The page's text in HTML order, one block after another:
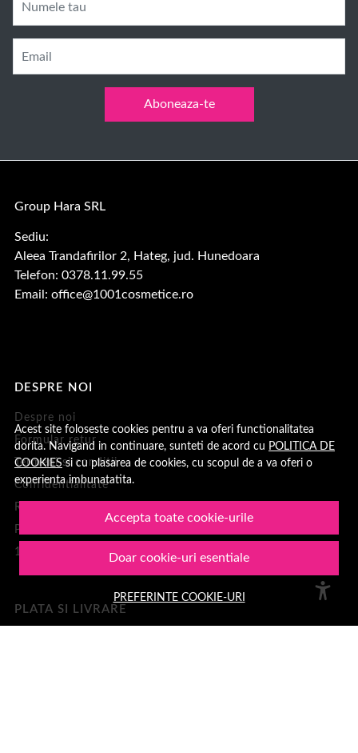
Acest site foloseste cookies pentru a va oferi functionalitatea
dorita. Navigand in continuare, sunteti de acord cu POLITICA DE
COOKIESsi cu plasarea de cookies, cu scopul de a va oferi o
experienta imbunatatita.
Accepta toate cookie-urile
Doar cookie-uri esentiale
PREFERINTE COOKIE-URI
Numele tau
Email
Aboneaza-te
Group Hara SRL
Sediu:
Aleea Trandafirilor 2, Hateg, jud. Hunedoara
Telefon: 0378.11.99.55
Email: office@1001cosmetice.ro
DESPRE NOI
Despre noi
Formular retur
Termeni si conditii
Confidentialitate
Recenzii clienți
Politica de Cookies
1001Cosmetice
PLATA SI LIVRARE